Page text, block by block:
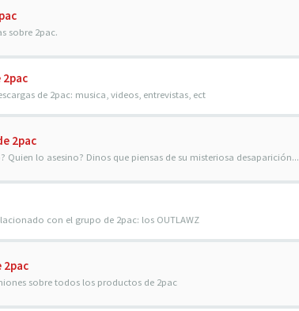
sobre 2pac.
2pac
de 2pac: musica, videos, entrevistas, ect
2pac
Quien lo asesino? Dinos que piensas de su misteriosa desaparición...
con el grupo de 2pac: los OUTLAWZ
2pac
sobre todos los productos de 2pac